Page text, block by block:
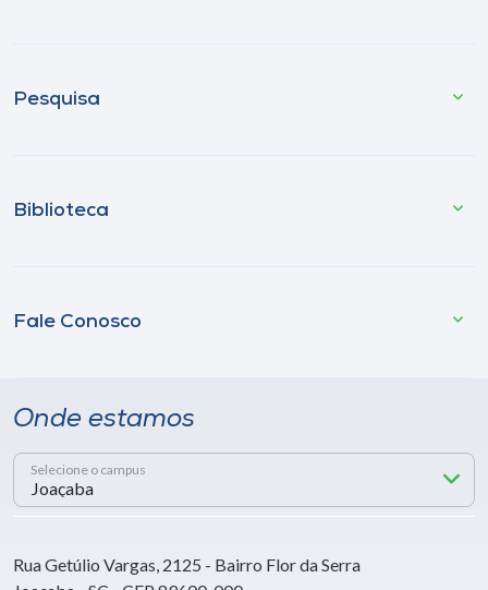
Pesquisa
Biblioteca
Fale Conosco
Onde estamos
Selecione o campus
Rua Getúlio Vargas, 2125 - Bairro Flor da Serra